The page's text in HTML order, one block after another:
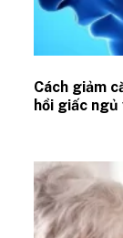
Cách giảm
hồi giấc ngủ